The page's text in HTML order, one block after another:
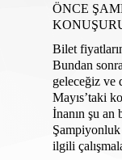
ÖNCE
Bilet
Bundan
geleceğiz ve
Mayıs’taki
İnanın şu an
Şampiyonluk
ilgili